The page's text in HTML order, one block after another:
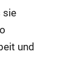
sie
und